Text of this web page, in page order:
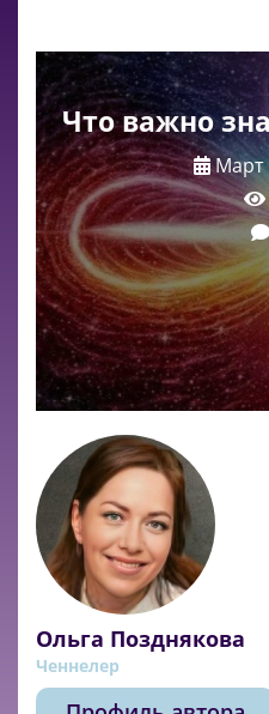
Что важно
Март
Ольга Позднякова
Ченнелер